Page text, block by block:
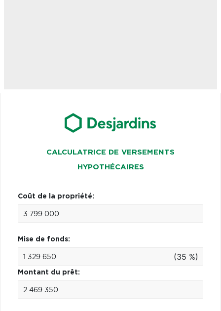
CALCULATRICE DE VERSEMENTS
HYPOTHÉCAIRES
Coût de la propriété:
Mise de fonds:
(35 %)
Montant du prêt: